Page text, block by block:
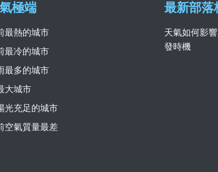
極端
最熱的城市
最冷的城市
最多的城市
大城市
光充足的城市
空氣質量最差
最新部落
天氣如何影
發時機